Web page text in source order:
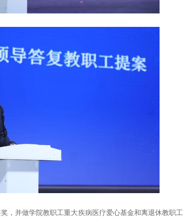
，并做学院教职工重大疾病医疗爱心基金和离退休教职工